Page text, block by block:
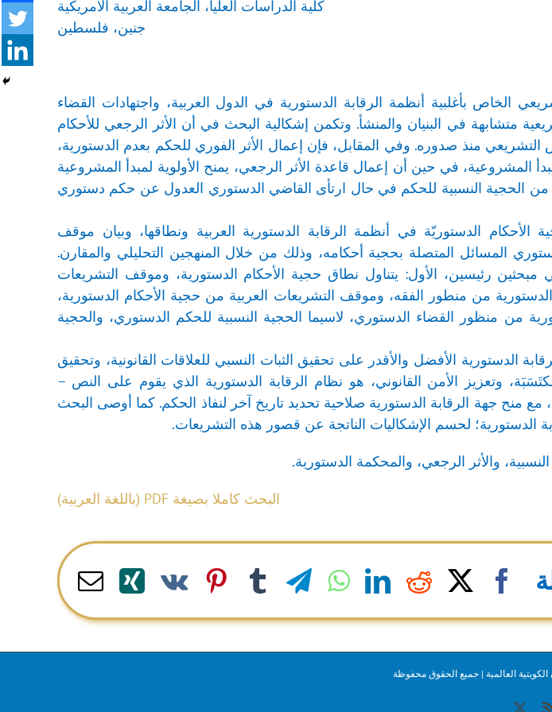
كلية الدراسات العليا، الجامعة العربية الأمريكية
جنين، فلسطين
الخاص بأغلبية أنظمة الرقابة الدستورية في الدول العربية، واجتهادات القضاء
متشابهة في البنيان والمنشأ. وتكمن إشكالية البحث في أن الأثر الرجعي للأحكام
التشريعي منذ صدوره. وفي المقابل، فإن إعمال الأثر الفوري للحكم بعدم الدستورية،
المشروعية، في حين أن إعمال قاعدة الأثر الرجعي، يمنح الأولوية لمبدأ المشروعية
الحجية النسبية للحكم في حال ارتأى القاضي الدستوري العدول عن حكم دستوري
الدستوريّة في أنظمة الرقابة الدستورية العربية ونطاقها، وبيان موقف
المسائل المتصلة بحجية أحكامه، وذلك من خلال المنهجين التحليلي والمقارن.
رئيسين، الأول: يتناول نطاق حجية الأحكام الدستورية، وموقف التشريعات
من منطور الفقه، وموقف التشريعات العربية من حجية الأحكام الدستورية،
من منظور القضاء الدستوري، لاسيما الحجية النسبية للحكم الدستوري، والحجية
الدستورية الأفضل والأقدر على تحقيق الثبات النسبي للعلاقات القانونية، وتحقيق
وتعزيز الأمن القانوني، هو نظام الرقابة الدستورية الذي يقوم على النص –
منح جهة الرقابة الدستورية صلاحية تحديد تاريخ آخر لنفاذ الحكم. كما أوصى البحث
الدستورية؛ لحسم الإشكاليات الناتجة عن قصور هذه التشريعات.
والأثر الرجعي، والمحكمة الدستورية.
البحث كاملا بصيغة PDF (باللغة العربية)
Facebook
X
Reddit
LinkedIn
WhatsApp
Telegram
Tumblr
Pinterest
Vk
Xing
Email
Rss
X